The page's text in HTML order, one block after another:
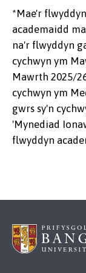
*Mae'r
academaidd
na'r flwyddyn
cychwyn ym
Mawrth 2025/
cychwyn ym
gwrs sy'n
'Mynediad
flwyddyn